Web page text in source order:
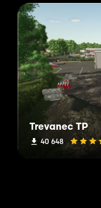
Trevanec TP
40 648